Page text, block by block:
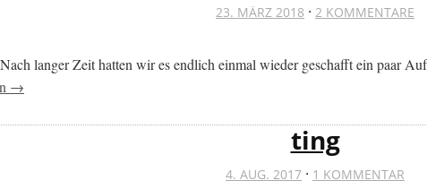
23. MÄRZ 2018 · 2 KOMMENTARE
langer Zeit hatten wir es endlich einmal wieder geschafft ein paar
→
ting
4. AUG. 2017 · 1 KOMMENTAR